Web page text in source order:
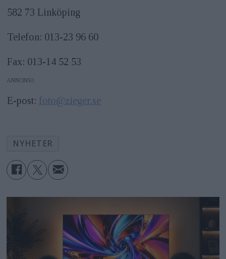
582 73 Linköping
Telefon: 013-23 96 60
Fax: 013-14 52 53
ANNONS
E-post: foto@zieger.se
NYHETER